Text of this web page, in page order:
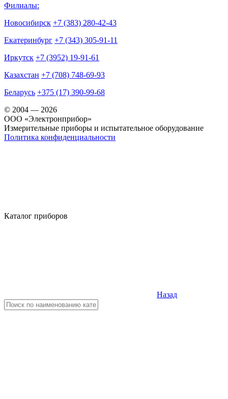
Филиалы:
Новосибирск +7 (383) 280-42-43
Екатеринбург +7 (343) 305-91-11
Иркутск +7 (3952) 19-91-61
Казахстан +7 (708) 748-69-93
Беларусь +375 (17) 390-99-68
© 2004 — 2026
OOO «Электронприбор»
Измерительные приборы и испытательное оборудование
Политика конфиденциальности
Каталог приборов
Назад